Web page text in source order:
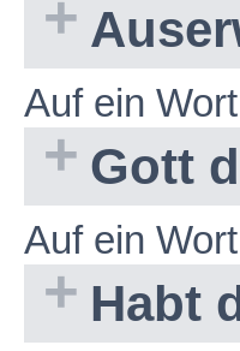
Auf ein
Gott
Auf ein
Habt